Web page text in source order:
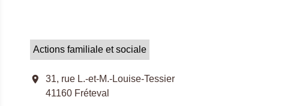
Actions familiale et sociale
location_on
31, rue L.-et-M.-Louise-Tessier
41160 Fréteval